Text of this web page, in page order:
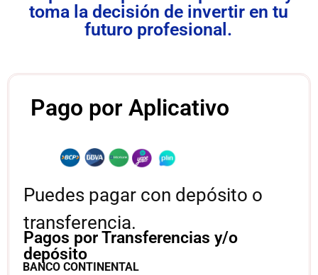
toma la decisión de invertir en tu
futuro profesional.
Pago por Aplicativo
Puedes pagar con depósito o
transferencia.
BANCO CONTINENTAL
Pagos por Transferencias y/o
depósito